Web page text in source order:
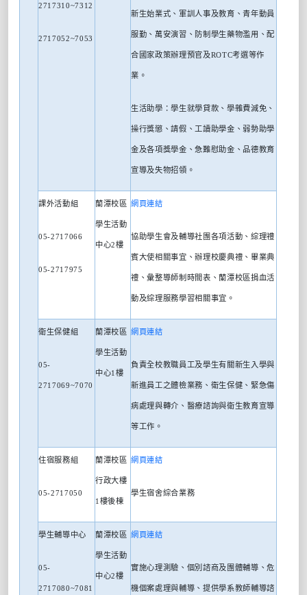
2717310~7312
2717052~7053
新生始業式、軍訓人事及教育、青年動員
服勤、萬安演習、防制學生藥物濫用、配
合國家政策辦理預官及ROTC考選等作
業。
生活助學：學生就學貸款、學雜費減免、
操行獎懲、請假、工讀助學金、弱勢助學
金及各項獎學金、急難慰助金、品德教育
宣導及失物招領。
課外活動組
05-2717066
05-2717975
蘭潭校區
學生活動
中心2樓
網頁連結
協助學生會及輔導社團各項活動、綜理禮
賓大使相關事宜、辦理校慶典禮、畢業典
禮、彙整導師制時間表、蘭潭校區捐血活
動及綜理服務學習相關事宜。
衛生保健組
05-
2717069~7070
蘭潭校區
學生活動
中心1樓
網頁連結
負責全校教職員工及學生有關新生入學與
新進員工之體檢業務、衛生保健、緊急傷
病處理與轉介、醫療諮詢與衛生教育宣導
等工作。
住宿服務組
05-2717050
蘭潭校區
行政大樓
1 樓後棟
網頁連結
學生宿舍綜合業務
學生輔導中心
05-
2717080~7081
蘭潭校區
學生活動
中心2樓
網頁連結
實施心理測驗、個別諮商及團體輔導、危
機個案處理與輔導、提供學系教師輔導諮